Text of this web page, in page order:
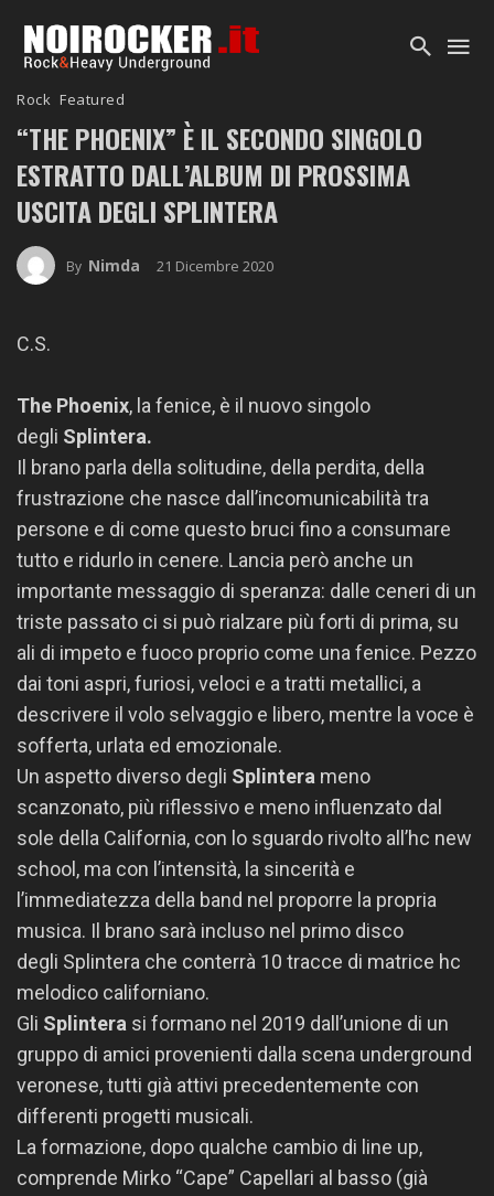
Rock Featured
“THE PHOENIX” È IL SECONDO SINGOLO
ESTRATTO DALL’ALBUM DI PROSSIMA
USCITA DEGLI SPLINTERA
By Nimda 21 Dicembre 2020
C.S.
The Phoenix, la fenice, è il nuovo singolo
degli Splintera.
Il brano parla della solitudine, della perdita, della
frustrazione che nasce dall’incomunicabilità tra
persone e di come questo bruci fino a consumare
tutto e ridurlo in cenere. Lancia però anche un
importante messaggio di speranza: dalle ceneri di un
triste passato ci si può rialzare più forti di prima, su
ali di impeto e fuoco proprio come una fenice. Pezzo
dai toni aspri, furiosi, veloci e a tratti metallici, a
descrivere il volo selvaggio e libero, mentre la voce è
sofferta, urlata ed emozionale.
Un aspetto diverso degli Splintera meno
scanzonato, più riflessivo e meno influenzato dal
sole della California, con lo sguardo rivolto all’hc new
school, ma con l’intensità, la sincerità e
l’immediatezza della band nel proporre la propria
musica. Il brano sarà incluso nel primo disco
degli Splintera che conterrà 10 tracce di matrice hc
melodico californiano.
Gli Splintera si formano nel 2019 dall’unione di un
gruppo di amici provenienti dalla scena underground
veronese, tutti già attivi precedentemente con
differenti progetti musicali.
La formazione, dopo qualche cambio di line up,
comprende Mirko “Cape” Capellari al basso (già